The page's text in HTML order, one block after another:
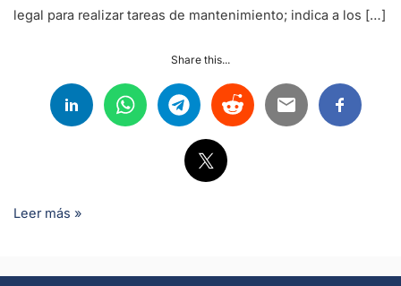
legal para realizar tareas de mantenimiento; indica a los […]
Share this...
Leer más »